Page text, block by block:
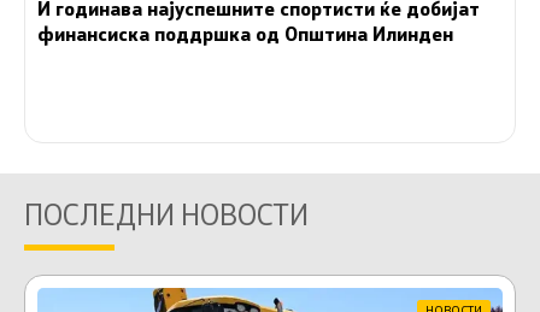
И годинава најуспешните спортисти ќе добијат
финансиска поддршка од Општина Илинден
ПОСЛЕДНИ НОВОСТИ